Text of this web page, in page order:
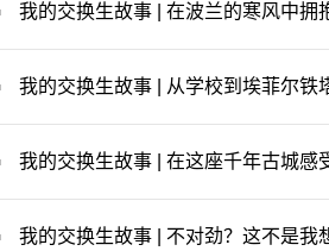
流
【
通
我的交换生故事 | 在波兰的寒风中拥
我的交换生故事 | 从学校到埃菲尔铁
我的交换生故事 | 在这座千年古城感
我的交换生故事 | 不对劲？这不是我